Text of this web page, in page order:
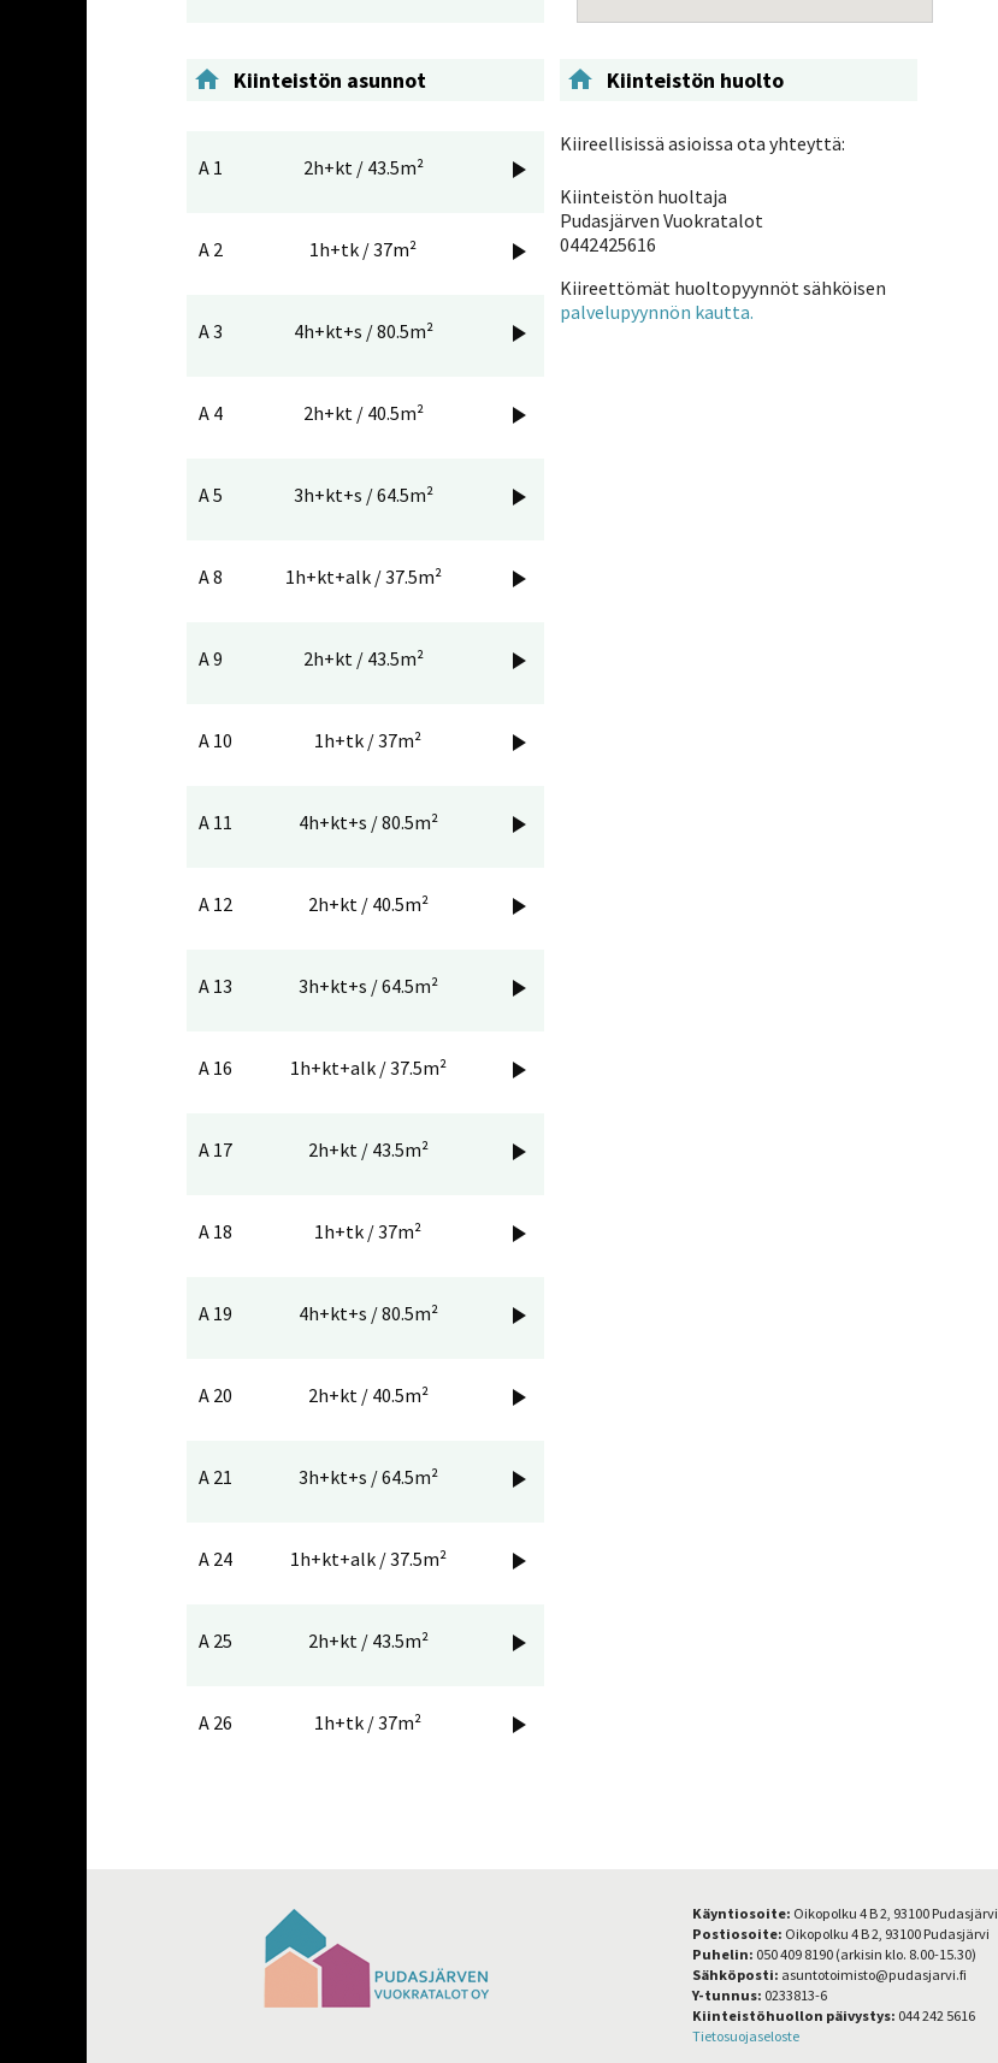
 Kiinteistön asunnot
A 1 2h+kt / 43.5m² 
A 2 1h+tk / 37m² 
A 3 4h+kt+s / 80.5m² 
A 4 2h+kt / 40.5m² 
A 5 3h+kt+s / 64.5m² 
A 8 1h+kt+alk / 37.5m² 
A 9 2h+kt / 43.5m² 
A 10 1h+tk / 37m² 
A 11 4h+kt+s / 80.5m² 
A 12 2h+kt / 40.5m² 
A 13 3h+kt+s / 64.5m² 
A 16 1h+kt+alk / 37.5m² 
A 17 2h+kt / 43.5m² 
A 18 1h+tk / 37m² 
A 19 4h+kt+s / 80.5m² 
A 20 2h+kt / 40.5m² 
A 21 3h+kt+s / 64.5m² 
A 24 1h+kt+alk / 37.5m² 
A 25 2h+kt / 43.5m² 
A 26 1h+tk / 37m² 
 Kiinteistön huolto
Kiireellisissä asioissa ota yhteyttä:
Kiinteistön huoltaja
Pudasjärven Vuokratalot
0442425616
Kiireettömät huoltopyynnöt sähköisen
palvelupyynnön kautta.
Käyntiosoite: Oikopolku 4 B 2, 93100 Pudasjärvi
Postiosoite: Oikopolku 4 B 2, 93100 Pudasjärvi
Puhelin: 050 409 8190 (arkisin klo. 8.00-15.30)
Sähköposti: asuntotoimisto@pudasjarvi.fi
Y-tunnus: 0233813-6
Kiinteistöhuollon päivystys: 044 242 5616
Tietosuojaseloste